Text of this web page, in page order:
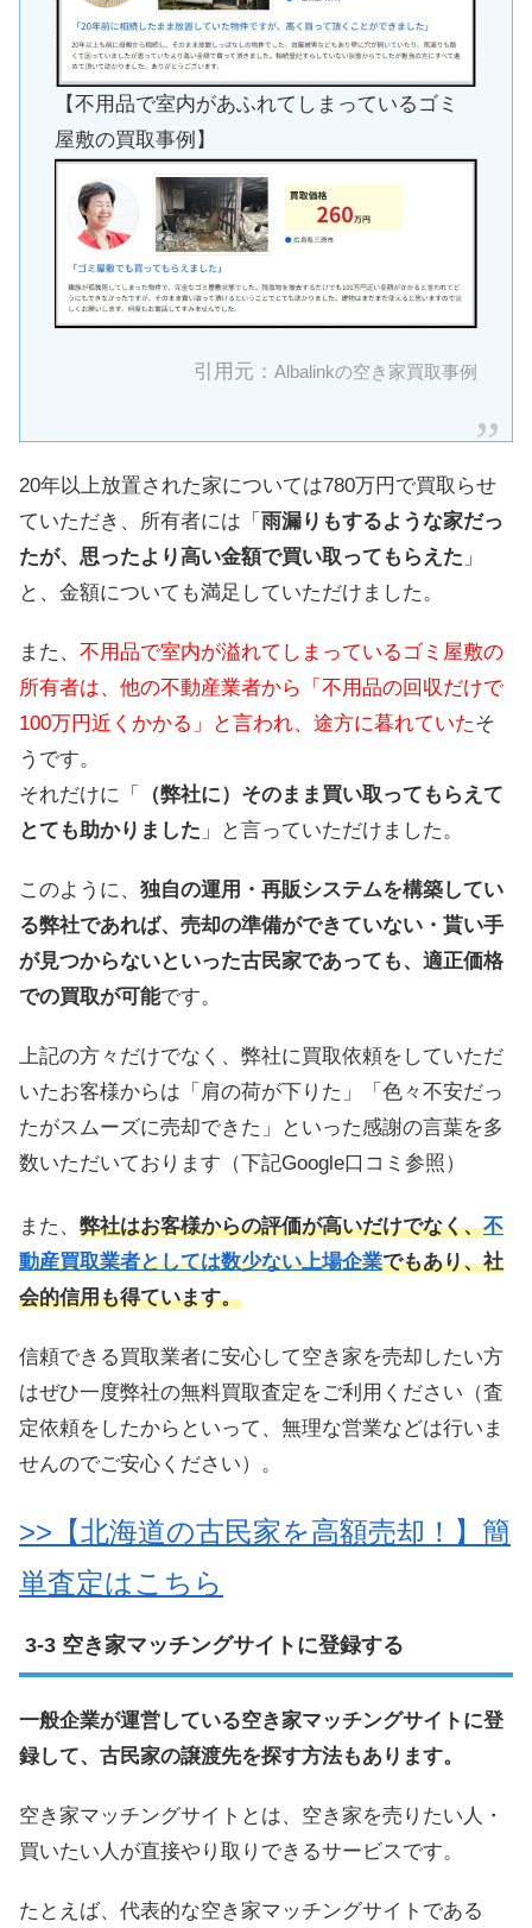
【不用品で室内があふれてしまっているゴミ
屋敷の買取事例】
引用元：Albalinkの空き家買取事例
20年以上放置された家については780万円で買取らせ
ていただき、所有者には「 雨漏りもするような家だっ
たが、思ったより高い金額で買い取ってもらえた 」
と、金額についても満足していただけました。
また、 不用品で室内が溢れてしまっているゴミ屋敷の
所有者は、他の不動産業者から「不用品の回収だけで
100万円近くかかる」と言われ、途方に暮れていたそ
うです。
それだけに「
（弊社に）そのまま買い取ってもらえて
とても助かりました 」と言っていただけました。
このように、 独自の運用・再販システムを構築してい
る弊社であれば、売却の準備ができていない・貰い手
が見つからないといった古民家であっても、適正価格
での買取が可能です。
上記の方々だけでなく、弊社に買取依頼をしていただ
いたお客様からは「肩の荷が下りた」「色々不安だっ
たがスムーズに売却できた」といった感謝の言葉を多
数いただいております（下記Google口コミ参照）
また、 弊社はお客様からの評価が高いだけでなく、不
動産買取業者としては数少ない上場企業でもあり、社
会的信用も得ています。
信頼できる買取業者に安心して空き家を売却したい方
はぜひ一度弊社の無料買取査定をご利用ください（査
定依頼をしたからといって、無理な営業などは行いま
せんのでご安心ください）。
>>【北海道の古民家を高額売却！】簡
単査定はこちら
空き家マッチングサイトに登録する
一般企業が運営している空き家マッチングサイトに登
録して、古民家の譲渡先を探す方法もあります。
空き家マッチングサイトとは、空き家を売りたい人・
買いたい人が直接やり取りできるサービスです。
たとえば、代表的な空き家マッチングサイトである